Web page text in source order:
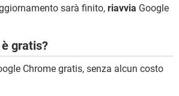
sarà finito, riavvia Google
gratis?
Chrome gratis, senza alcun costo